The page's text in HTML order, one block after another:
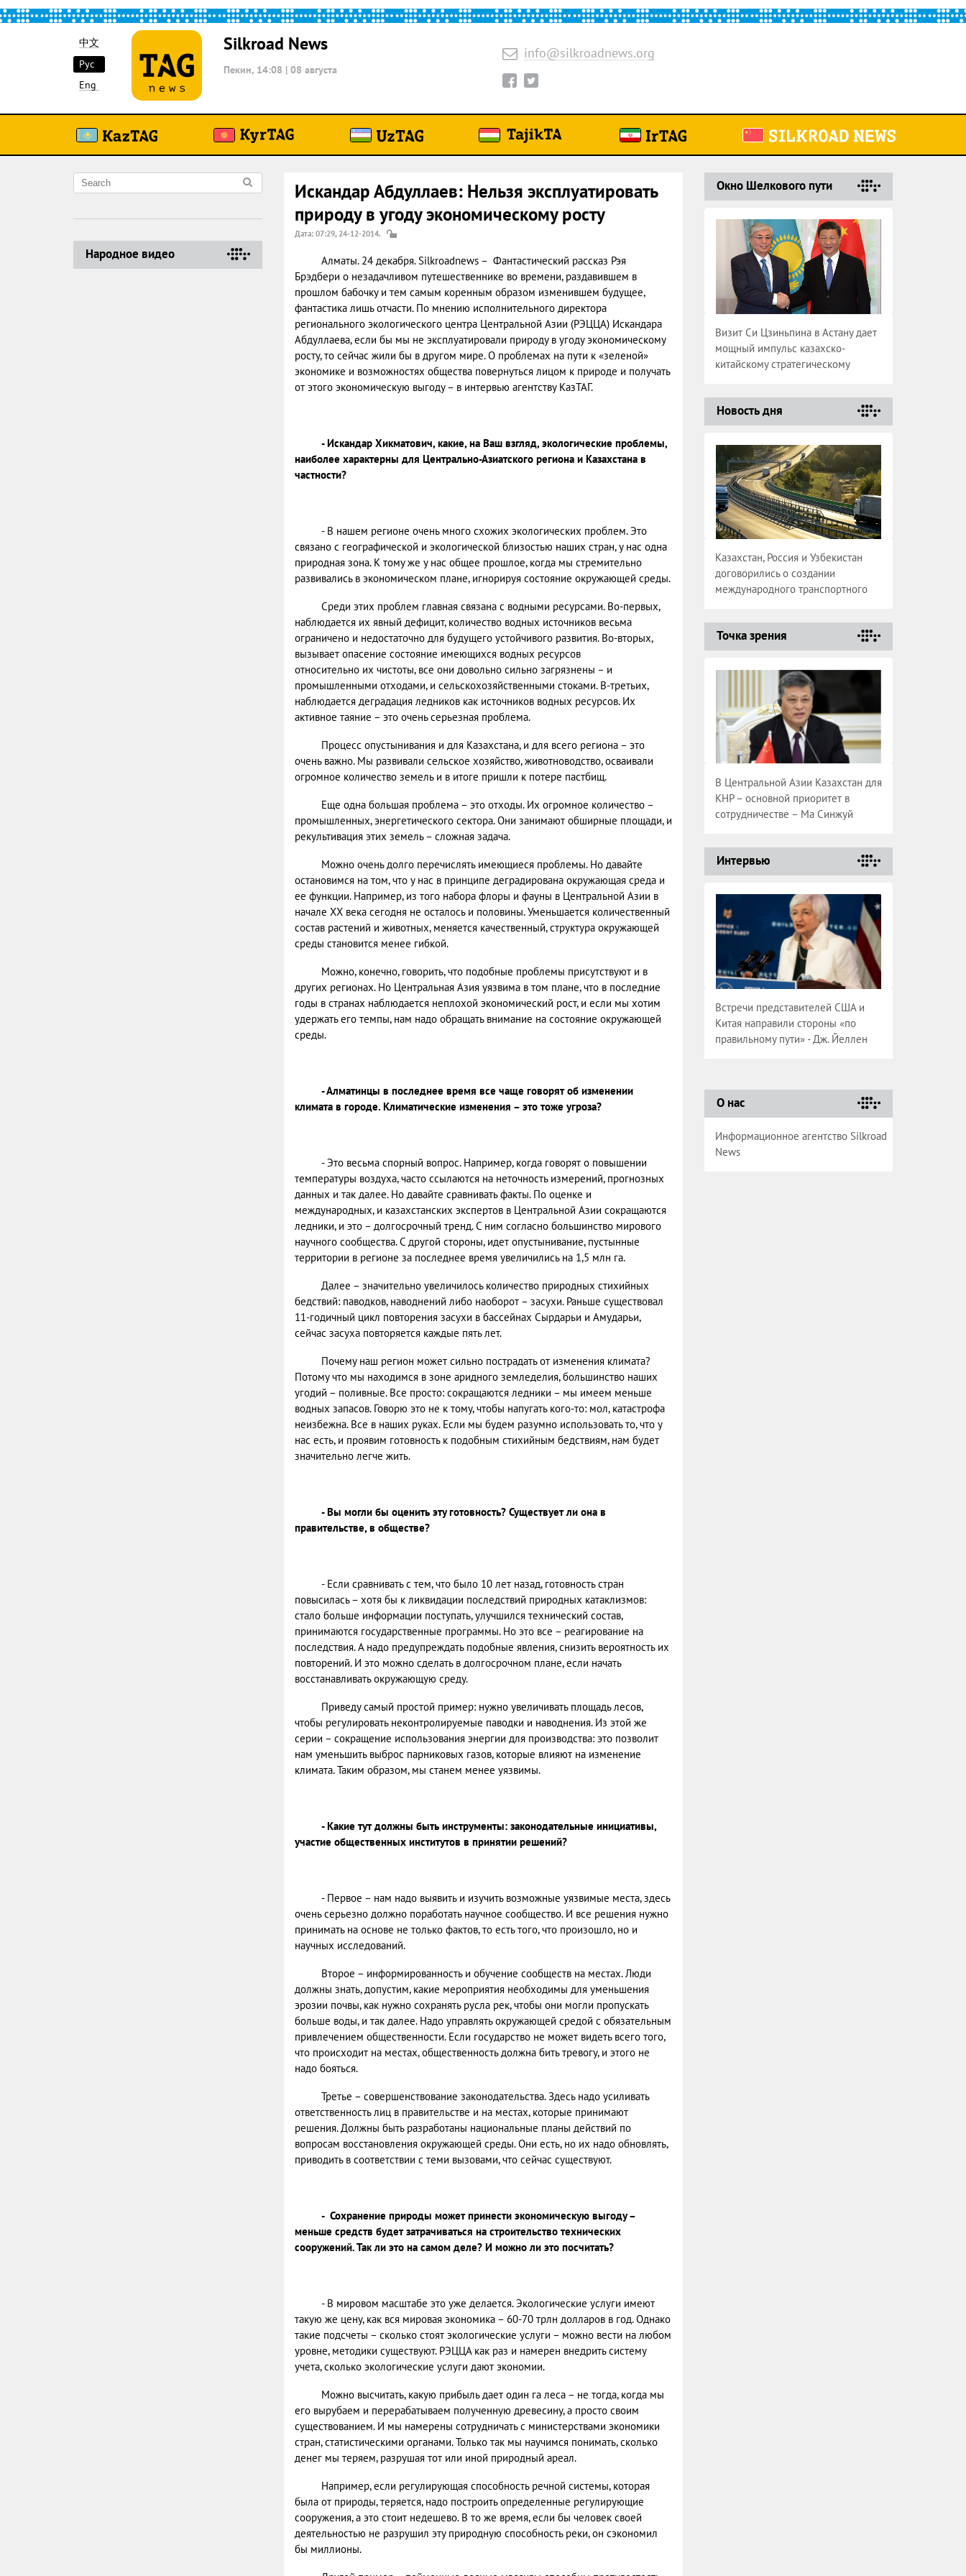
中文
Рус
Eng
Silkroad News
Пекин, 14:08 | 08 августа
info@silkroadnews.org
Народное видео
Искандар Абдуллаев: Нельзя эксплуатировать
природу в угоду экономическому росту
Дата: 07:29, 24-12-2014.
Алматы. 24 декабря. Silkroadnews – Фантастический рассказ Рэя
Брэдбери о незадачливом путешественнике во времени, раздавившем в
прошлом бабочку и тем самым коренным образом изменившем будущее,
фантастика лишь отчасти. По мнению исполнительного директора
регионального экологического центра Центральной Азии (РЭЦЦА) Искандара
Абдуллаева, если бы мы не эксплуатировали природу в угоду экономическому
росту, то сейчас жили бы в другом мире. О проблемах на пути к «зеленой»
экономике и возможностях общества повернуться лицом к природе и получать
от этого экономическую выгоду – в интервью агентству КазТАГ.
- Искандар Хикматович, какие, на Ваш взгляд, экологические проблемы,
наиболее характерны для Центрально-Азиатского региона и Казахстана в
частности?
- В нашем регионе очень много схожих экологических проблем. Это
связано с географической и экологической близостью наших стран, у нас одна
природная зона. К тому же у нас общее прошлое, когда мы стремительно
развивались в экономическом плане, игнорируя состояние окружающей среды.
Среди этих проблем главная связана с водными ресурсами. Во-первых,
наблюдается их явный дефицит, количество водных источников весьма
ограничено и недостаточно для будущего устойчивого развития. Во-вторых,
вызывает опасение состояние имеющихся водных ресурсов
относительно их чистоты, все они довольно сильно загрязнены – и
промышленными отходами, и сельскохозяйственными стоками. В-третьих,
наблюдается деградация ледников как источников водных ресурсов. Их
активное таяние – это очень серьезная проблема.
Процесс опустынивания и для Казахстана, и для всего региона – это
очень важно. Мы развивали сельское хозяйство, животноводство, осваивали
огромное количество земель и в итоге пришли к потере пастбищ.
Еще одна большая проблема – это отходы. Их огромное количество –
промышленных, энергетического сектора. Они занимают обширные площади, и
рекультивация этих земель – сложная задача.
Можно очень долго перечислять имеющиеся проблемы. Но давайте
остановимся на том, что у нас в принципе деградирована окружающая среда и
ее функции. Например, из того набора флоры и фауны в Центральной Азии в
начале ХХ века сегодня не осталось и половины. Уменьшается количественный
состав растений и животных, меняется качественный, структура окружающей
среды становится менее гибкой.
Можно, конечно, говорить, что подобные проблемы присутствуют и в
других регионах. Но Центральная Азия уязвима в том плане, что в последние
годы в странах наблюдается неплохой экономический рост, и если мы хотим
удержать его темпы, нам надо обращать внимание на состояние окружающей
среды.
- Алматинцы в последнее время все чаще говорят об изменении
климата в городе. Климатические изменения – это тоже угроза?
- Это весьма спорный вопрос. Например, когда говорят о повышении
температуры воздуха, часто ссылаются на неточность измерений, прогнозных
данных и так далее. Но давайте сравнивать факты. По оценке и
международных, и казахстанских экспертов в Центральной Азии сокращаются
ледники, и это – долгосрочный тренд. С ним согласно большинство мирового
научного сообщества. С другой стороны, идет опустынивание, пустынные
территории в регионе за последнее время увеличились на 1,5 млн га.
Далее – значительно увеличилось количество природных стихийных
бедствий: паводков, наводнений либо наоборот – засухи. Раньше существовал
11-годичный цикл повторения засухи в бассейнах Сырдарьи и Амударьи,
сейчас засуха повторяется каждые пять лет.
Почему наш регион может сильно пострадать от изменения климата?
Потому что мы находимся в зоне аридного земледелия, большинство наших
угодий – поливные. Все просто: сокращаются ледники – мы имеем меньше
водных запасов. Говорю это не к тому, чтобы напугать кого-то: мол, катастрофа
неизбежна. Все в наших руках. Если мы будем разумно использовать то, что у
нас есть, и проявим готовность к подобным стихийным бедствиям, нам будет
значительно легче жить.
- Вы могли бы оценить эту готовность? Существует ли она в
правительстве, в обществе?
- Если сравнивать с тем, что было 10 лет назад, готовность стран
повысилась – хотя бы к ликвидации последствий природных катаклизмов:
стало больше информации поступать, улучшился технический состав,
принимаются государственные программы. Но это все – реагирование на
последствия. А надо предупреждать подобные явления, снизить вероятность их
повторений. И это можно сделать в долгосрочном плане, если начать
восстанавливать окружающую среду.
Приведу самый простой пример: нужно увеличивать площадь лесов,
чтобы регулировать неконтролируемые паводки и наводнения. Из этой же
серии – сокращение использования энергии для производства: это позволит
нам уменьшить выброс парниковых газов, которые влияют на изменение
климата. Таким образом, мы станем менее уязвимы.
- Какие тут должны быть инструменты: законодательные инициативы,
участие общественных институтов в принятии решений?
- Первое – нам надо выявить и изучить возможные уязвимые места, здесь
очень серьезно должно поработать научное сообщество. И все решения нужно
принимать на основе не только фактов, то есть того, что произошло, но и
научных исследований.
Второе – информированность и обучение сообществ на местах. Люди
должны знать, допустим, какие мероприятия необходимы для уменьшения
эрозии почвы, как нужно сохранять русла рек, чтобы они могли пропускать
больше воды, и так далее. Надо управлять окружающей средой с обязательным
привлечением общественности. Если государство не может видеть всего того,
что происходит на местах, общественность должна бить тревогу, и этого не
надо бояться.
Третье – совершенствование законодательства. Здесь надо усиливать
ответственность лиц в правительстве и на местах, которые принимают
решения. Должны быть разработаны национальные планы действий по
вопросам восстановления окружающей среды. Они есть, но их надо обновлять,
приводить в соответствии с теми вызовами, что сейчас существуют.
- Сохранение природы может принести экономическую выгоду –
меньше средств будет затрачиваться на строительство технических
сооружений. Так ли это на самом деле? И можно ли это посчитать?
- В мировом масштабе это уже делается. Экологические услуги имеют
такую же цену, как вся мировая экономика – 60-70 трлн долларов в год. Однако
такие подсчеты – сколько стоят экологические услуги – можно вести на любом
уровне, методики существуют. РЭЦЦА как раз и намерен внедрить систему
учета, сколько экологические услуги дают экономии.
Можно высчитать, какую прибыль дает один га леса – не тогда, когда мы
его вырубаем и перерабатываем полученную древесину, а просто своим
существованием. И мы намерены сотрудничать с министерствами экономики
стран, статистическими органами. Только так мы научимся понимать, сколько
денег мы теряем, разрушая тот или иной природный ареал.
Например, если регулирующая способность речной системы, которая
была от природы, теряется, надо построить определенные регулирующие
сооружения, а это стоит недешево. В то же время, если бы человек своей
деятельностью не разрушил эту природную способность реки, он сэкономил
бы миллионы.
Окно Шелкового пути
Визит Си Цзиньпина в Астану дает
мощный импульс казахско-
китайскому стратегическому
Новость дня
Казахстан, Россия и Узбекистан
договорились о создании
международного транспортного
Точка зрения
В Центральной Азии Казахстан для
КНР – основной приоритет в
сотрудничестве – Ма Синжуй
Интервью
Встречи представителей США и
Китая направили стороны «по
правильному пути» - Дж. Йеллен
О нас
Информационное агентство Silkroad
News